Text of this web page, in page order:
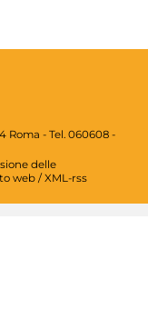
Roma - Tel. 060608 -
delle
web /XML-rss